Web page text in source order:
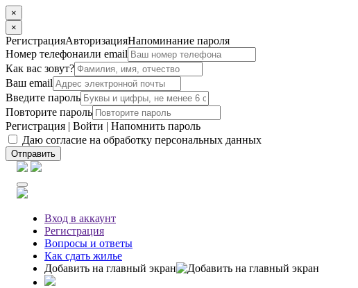
×
×
РегистрацияАвторизацияНапоминание пароля
Номер телефонаили email
Как вас зовут?
Ваш email
Введите пароль
Повторите пароль
Регистрация | Войти | Напомнить пароль
Даю согласие на обработку персональных данных
Отправить
Вход в аккаунт
Регистрация
Вопросы и ответы
Как сдать жилье
Добавить на главный экран